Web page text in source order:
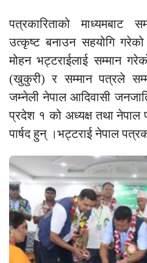
पत्रकारिताको माध्यमबाट
उत्कृष्ट बनाउन सहयोगि
मोहन भट्टराईलाई सम्मान
(खुकुरी) र सम्मान पत्रले
जम्नेली नेपाल आदिवासी
प्रदेश १ को अध्यक्ष तथा नेपाल
पार्षद हुन् ।भट्टराई नेपाल